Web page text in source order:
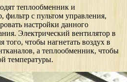
теплообменник и
фильтр с пультом управления,
настройки данного
Электрический вентилятор в
того, чтобы нагнетать воздух в
а теплообменник, чтобы
температуры.